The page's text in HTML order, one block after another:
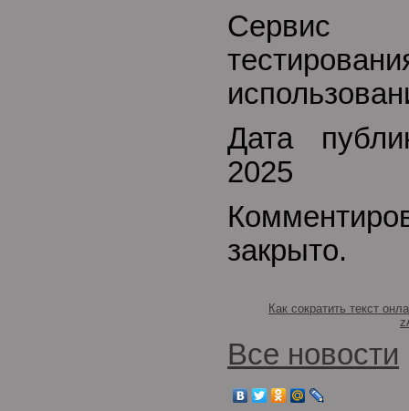
Сервис
Дата
2025
закрыто.
Как сократить текст
Все новости